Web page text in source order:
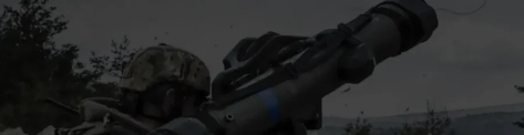
aux contraintes du terrain.